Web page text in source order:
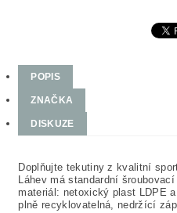
POPIS
ZNAČKA
DISKUZE
Doplňujte tekutiny z kvalitní
Láhev má standardní
materiál: netoxický plast LDPE
plně recyklovatelná, nedržící